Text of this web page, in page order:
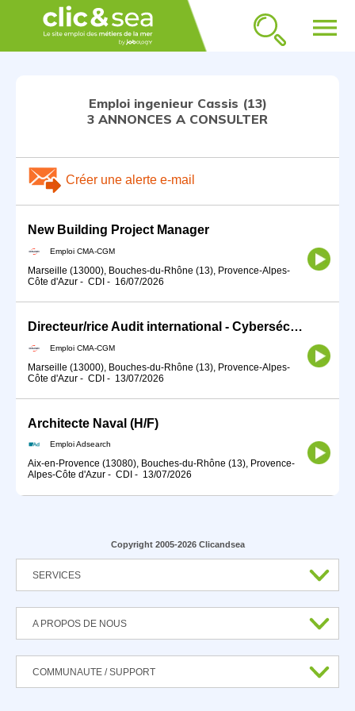
menu
Emploi ingenieur Cassis (13)
3 ANNONCES A CONSULTER
Créer une alerte e-mail
New Building Project Manager
Emploi CMA-CGM
Marseille (13000), Bouches-du-Rhône (13), Provence-Alpes-
Côte d'Azur - CDI - 16/07/2026
Directeur/rice Audit international - Cybersécurité et IT
Emploi CMA-CGM
Marseille (13000), Bouches-du-Rhône (13), Provence-Alpes-
Côte d'Azur - CDI - 13/07/2026
Architecte Naval (H/F)
Emploi Adsearch
Aix-en-Provence (13080), Bouches-du-Rhône (13), Provence-
Alpes-Côte d'Azur - CDI - 13/07/2026
Copyright 2005-2026 Clicandsea
SERVICES
A PROPOS DE NOUS
COMMUNAUTE / SUPPORT